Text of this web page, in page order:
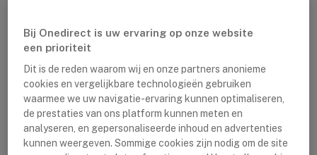
noodknop start u gemakkelijk een noodoproep
wanneer dit nodig is. Doormiddel van de
compatibeliliteit van de bodycam met de Windows XP,
Windows 7, Windows 8 en Windows 10 systemen.
Waarom het de moeite waard is:
Bij Onedirect is uw ervaring op onze website
een prioriteit
Dit is de reden waarom wij en onze partners anonieme
cookies en vergelijkbare technologieën gebruiken
waarmee we uw navigatie-ervaring kunnen optimaliseren,
de prestaties van ons platform kunnen meten en
analyseren, en gepersonaliseerde inhoud en advertenties
kunnen weergeven. Sommige cookies zijn nodig om de site